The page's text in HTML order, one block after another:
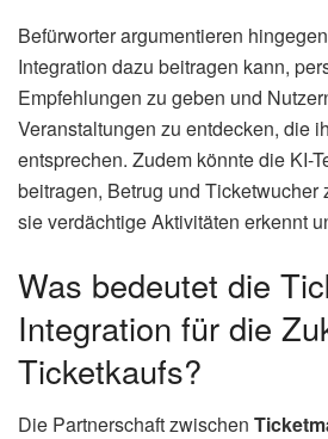
Befürworter argumentieren
Integration dazu beitragen kann,
Empfehlungen zu geben und
Veranstaltungen zu entdecken, die
entsprechen. Zudem könnte die KI-
beitragen, Betrug und Ticketwucher
sie verdächtige Aktivitäten erkennt
Was bedeutet die
Integration für die
Ticketkaufs?
Die Partnerschaft zwischen